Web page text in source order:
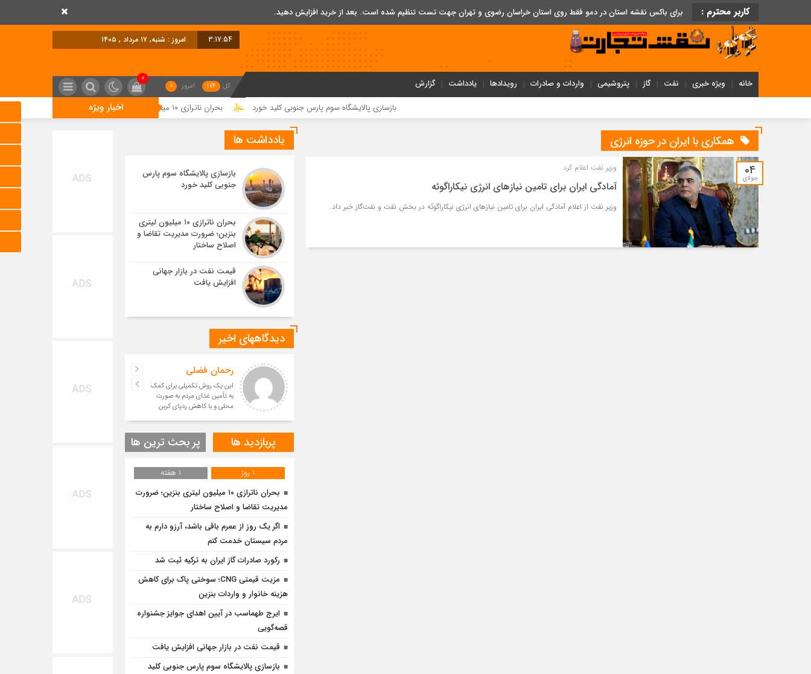
کاربر محترم : برای باکس نقشه استان در دمو فقط روی استان خراسان رضوی و تهران جهت تست تنظیم شده است. بعد از خرید افزایش دهید.
3:17:55 امروز : شنبه, ۱۷ مرداد , ۱۴۰۵
خانه ویژه خبری نفت گاز پتروشیمی واردات و صادرات رویدادها یادداشت گزارش کل 174 امروز 0
0
اخبار ویژه بازسازی پالایشگاه سوم پارس جنوبی کلید خورد بحران ناترازی ۱۰ میلیون لیتری بنزین؛ ضرورت مدیریت تقاضا و اصلاح ساختار
همکاری با ایران در حوزه انرژی
04
جولای
وزیر نفت اعلام کرد
آمادگی ایران برای تامین نیازهای انرژی نیکاراگوئه
وزیر نفت از اعلام آمادگی ایران برای تامین نیازهای انرژی نیکاراگوئه در بخش نفت و نفت‌گاز خبر داد.
یادداشت ها
بازسازی پالایشگاه سوم پارس
جنوبی کلید خورد
بحران ناترازی ۱۰ میلیون لیتری
بنزین؛ ضرورت مدیریت تقاضا و
اصلاح ساختار
قیمت نفت در بازار جهانی
افزایش یافت
دیدگاههای اخیر
رحمان فضلی
این یک روش تکمیلی برای کمک
به تأمین غذای مردم به صورت
محلی و با کاهش ردپای کربن
پربازدید ها پر بحث ترین ها
1 روز
1 هفته
بحران ناترازی ۱۰ میلیون لیتری بنزین؛ ضرورت
مدیریت تقاضا و اصلاح ساختار
اگر یک روز از عمرم باقی باشد، آرزو دارم به
مردم سیستان خدمت کنم
رکورد صادرات گاز ایران به ترکیه ثبت شد
مزیت قیمتی CNG؛ سوختی پاک برای کاهش
هزینه خانوار و واردات بنزین
ایرج طهماسب در آیین اهدای جوایز جشنواره
قصه‌گویی
قیمت نفت در بازار جهانی افزایش یافت
بازسازی پالایشگاه سوم پارس جنوبی کلید